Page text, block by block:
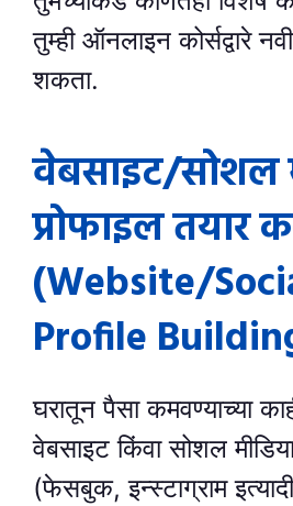
तुम्ही ऑनलाइन कोर्सद्वारे
शकता.
वेबसाइट/सोशल
प्रोफाइल तयार
(Website/
Profile
घरातून पैसा कमवण्याच्या
वेबसाइट किंवा सोशल
(फेसबुक, इन्स्टाग्राम